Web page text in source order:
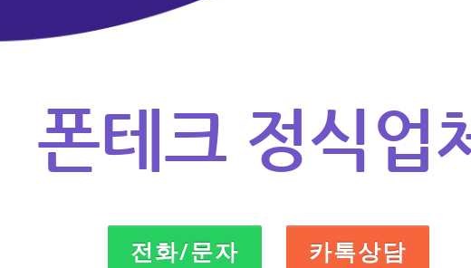
폰테크 정식업
전화/문자 카톡상담